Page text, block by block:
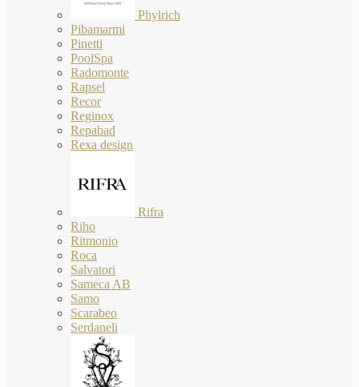
Phylrich
Pibamarmi
Pinetti
PoolSpa
Radomonte
Rapsel
Recor
Reginox
Repabad
Rexa design
Rifra
Riho
Ritmonio
Roca
Salvatori
Sameca AB
Samo
Scarabeo
Serdaneli